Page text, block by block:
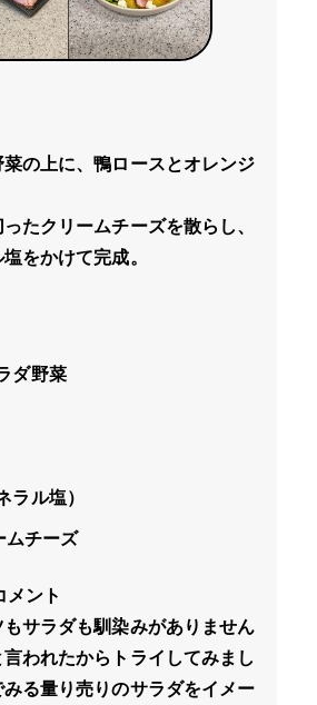
の上に、鴨ロースとオレンジ
たクリームチーズを散らし、
をかけて完成。
ダ野菜
ラル塩）
ムチーズ
ント
もサラダも馴染みがありません
われたからトライしてみまし
る量り売りのサラダをイメー